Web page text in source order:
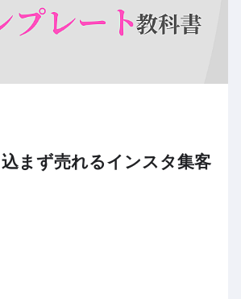
まず売れるインスタ集客